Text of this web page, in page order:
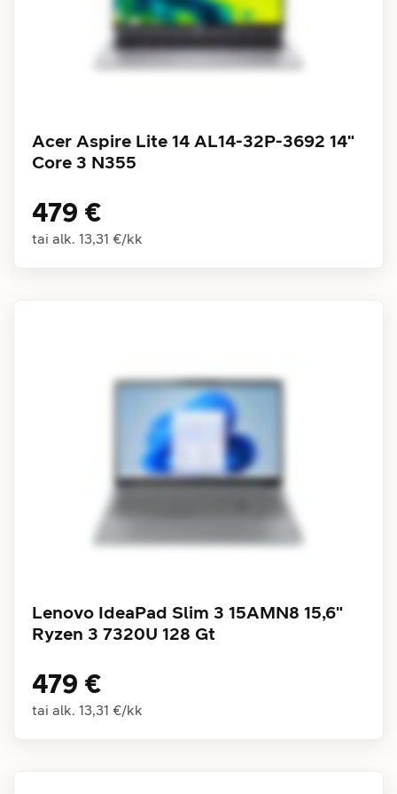
Acer Aspire Lite 14 AL14-32P-3692 14"
Core 3 N355
479 €
tai alk. 13,31 €/kk
Lenovo IdeaPad Slim 3 15AMN8 15,6"
Ryzen 3 7320U 128 Gt
479 €
tai alk. 13,31 €/kk